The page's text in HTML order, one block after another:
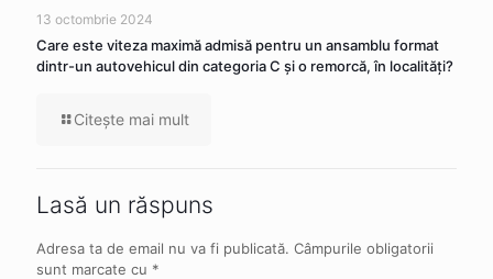
13 octombrie 2024
Care este viteza maximă admisă pentru un ansamblu format
dintr-un autovehicul din categoria C şi o remorcă, în localităţi?
Citeşte mai mult
Lasă un răspuns
Adresa ta de email nu va fi publicată. Câmpurile obligatorii
sunt marcate cu *